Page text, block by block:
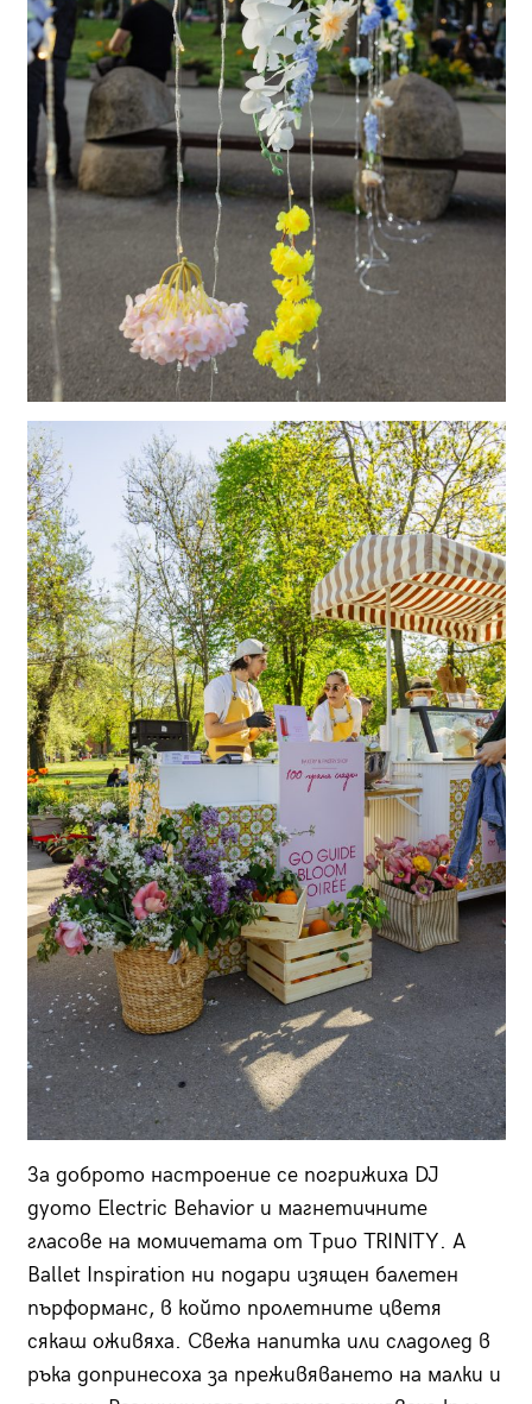
За доброто настроение се погрижиха DJ
дуото Electric Behavior и магнетичните
гласове на момичетата от Трио TRINITY. А
Ballet Inspiration ни подари изящен балетен
пърформанс, в който пролетните цветя
сякаш оживяха. Свежа напитка или сладолед в
ръка допринесоха за преживяването на малки и